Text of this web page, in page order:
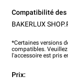
Compatibilité des
BAKERLUX
*Certaines versions
compatibles.
l'accessoire est pris
Prix: